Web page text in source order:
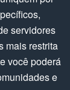
servidores
mais restrita
você poderá
e